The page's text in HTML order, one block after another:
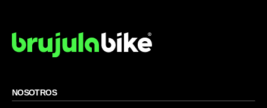
NOSOTROS